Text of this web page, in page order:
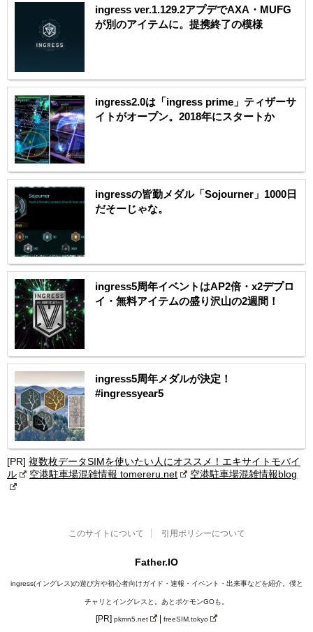
ingress ver.1.129.2アプデでAXA・MUFG
が別のアイテムに。提携終了の模様
ingress2.0は「ingress prime」ティザーサ
イトがオープン。2018年にスタートか
ingressの皆勤メダル「Sojourner」1000日
だそーじゃな。
ingress5周年イベントはAP2倍・x2デプロ
イ・無料アイテムの盛り沢山の2週間！
ingress5周年メダルが決定！
#ingressyear5
[PR] 複数枚データSIMを使いたい人にオススメ！エキサイトモバイ
ル
空港駐車場混雑情報 tomereru.net 空港駐車場混雑情報blog
このサイトについて 引用ポリシーについて
Father.IO
ingress(イングレス)の遊び方や初心者向けガイド・速報・イベント・出来事などを紹介。僕と
チャリとイングレスと。あとポケモンGOも。
[PR]pkmn5.net | freeSIM.tokyo